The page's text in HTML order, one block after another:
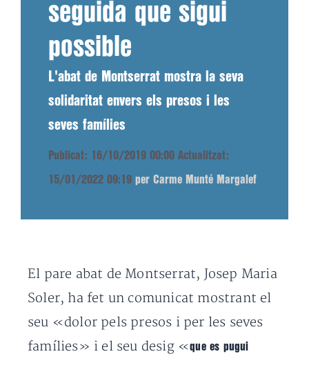
seguida que sigui
possible
L'abat de Montserrat mostra la seva
solidaritat envers els presos i les
seves famílies
Publicat: 16/10/2019 00:00 Actualitzat:
15/01/2022 09:19 per Carme Munté Margalef
El pare abat de Montserrat, Josep Maria
Soler, ha fet un comunicat mostrant el
seu «dolor pels presos i per les seves
famílies» i el seu desig «que es pugui